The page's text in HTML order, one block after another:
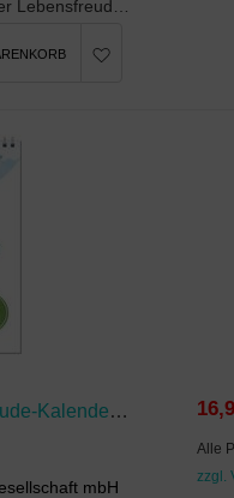
Der Lebensfreude-Kalender 2027 Im Großformat
mbH
Alle
zzgl.